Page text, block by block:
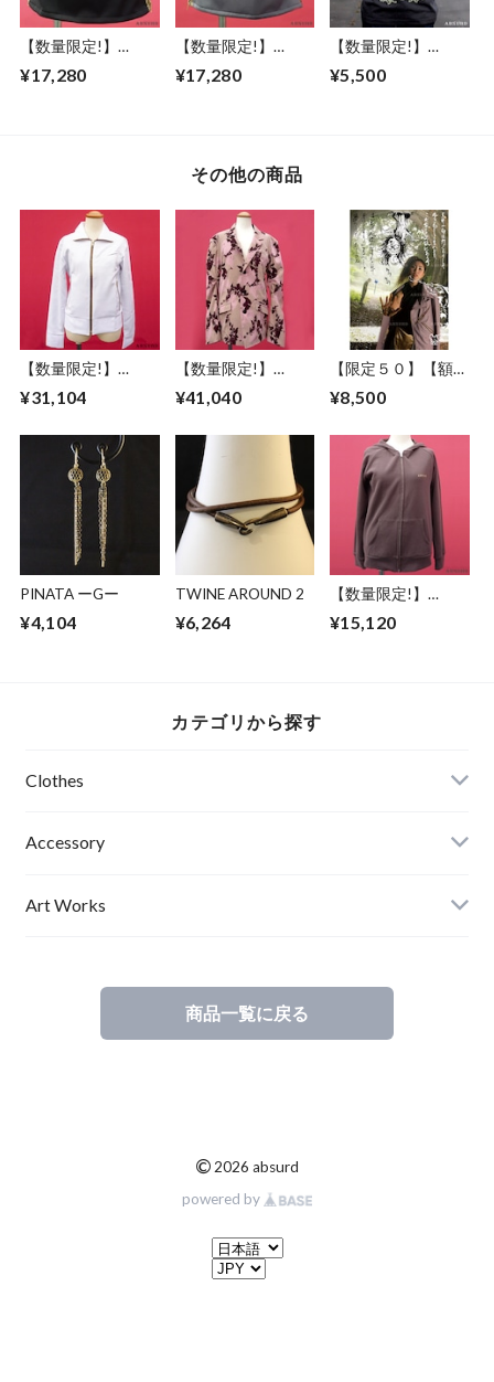
【数量限定!】
スリット ジップ サ
¥17,280
【数量限定!】
スリット ジップ サ
SYURIKEN（下G）
¥17,280
【数量限定!】
ックＴシャツ メン
¥5,500
その他の商品
【数量限定!】
ホワイト 竹 柄 レデ
サード THUNDR
BOLT（W）
¥31,104
【数量限定!】
ト レディース メン
ック PINK ピンク ア
ブサード KING OF
KINGS（P）
¥41,040
【限定５０】【額セ
ートポスター
イズ ART デザイン
停止線 道路標識 妖
怪 ファションフォ
ト 天井舐め エディ
ションナンバー入り
アブサード
¥8,500
PINATA ーGー
¥4,104
TWINE AROUND 2
¥6,264
【数量限定!】
前開き 龍 ガンメタ
¥15,120
カテゴリから探す
Clothes
Mens
Ladies
Accessory
Art Works
商品一覧に戻る
© 2026 absurd
powered by